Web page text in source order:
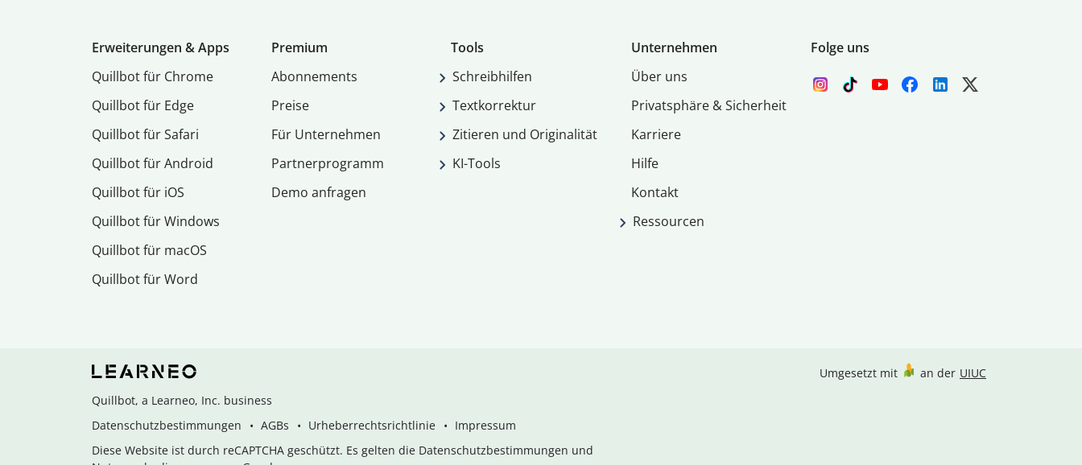
Erweiterungen & Apps
Quillbot für Chrome
Quillbot für Edge
Quillbot für Safari
Quillbot für Android
Quillbot für iOS
Quillbot für Windows
Quillbot für macOS
Quillbot für Word
Premium
Abon­ne­ments
Preise
Für Unternehmen
Partnerprogramm
Demo anfragen
Tools
Schreibhilfen
Textkorrektur
Zitieren und Originalität
KI-Tools
Unternehmen
Über uns
Privatsphäre & Sicherheit
Karriere
Hilfe
Kontakt
Ressourcen
Folge uns
Quillbot, a Learneo, Inc. business
Datenschutzbestimmungen
AGBs Urheberrechtsrichtlinie
Impressum
Diese Website ist durch reCAPTCHA geschützt. Es gelten die Datenschutzbestimmungen und
Umgesetzt mit an der UIUC